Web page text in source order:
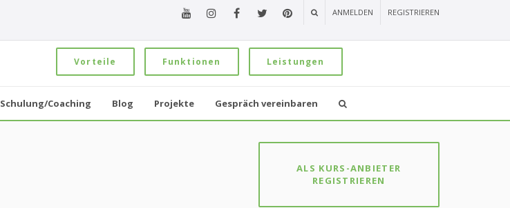
ANMELDEN REGISTRIEREN
Vorteile Funktionen Leistungen
Schulung/Coaching Blog Projekte Gespräch vereinbaren
ALS KURS-ANBIETER
REGISTRIEREN